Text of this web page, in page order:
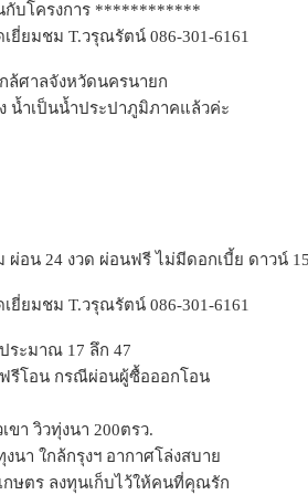
บโครงการ ************
ยมชม T.วรุณรัตน์ 086-301-6161
ล้ศาลจังหวัดนครนายก
น้ำเป็นน้ำประปาภูมิภาคแล้วค่ะ
ผ่อน 24 งวด ผ่อนฟรี ไม่มีดอกเบี้ย ดาวน์
ยมชม T.วรุณรัตน์ 086-301-6161
ระมาณ 17 ลึก 47
รีโอน กรณีผ่อนผู้ซื้อออกโอน
า วิวทุ่งนา 200ตรว.
นา ใกล้กรุงฯ อากาศโล่งสบาย
กษตร ลงทุนเก็บไว้ให้คนที่คุณรัก